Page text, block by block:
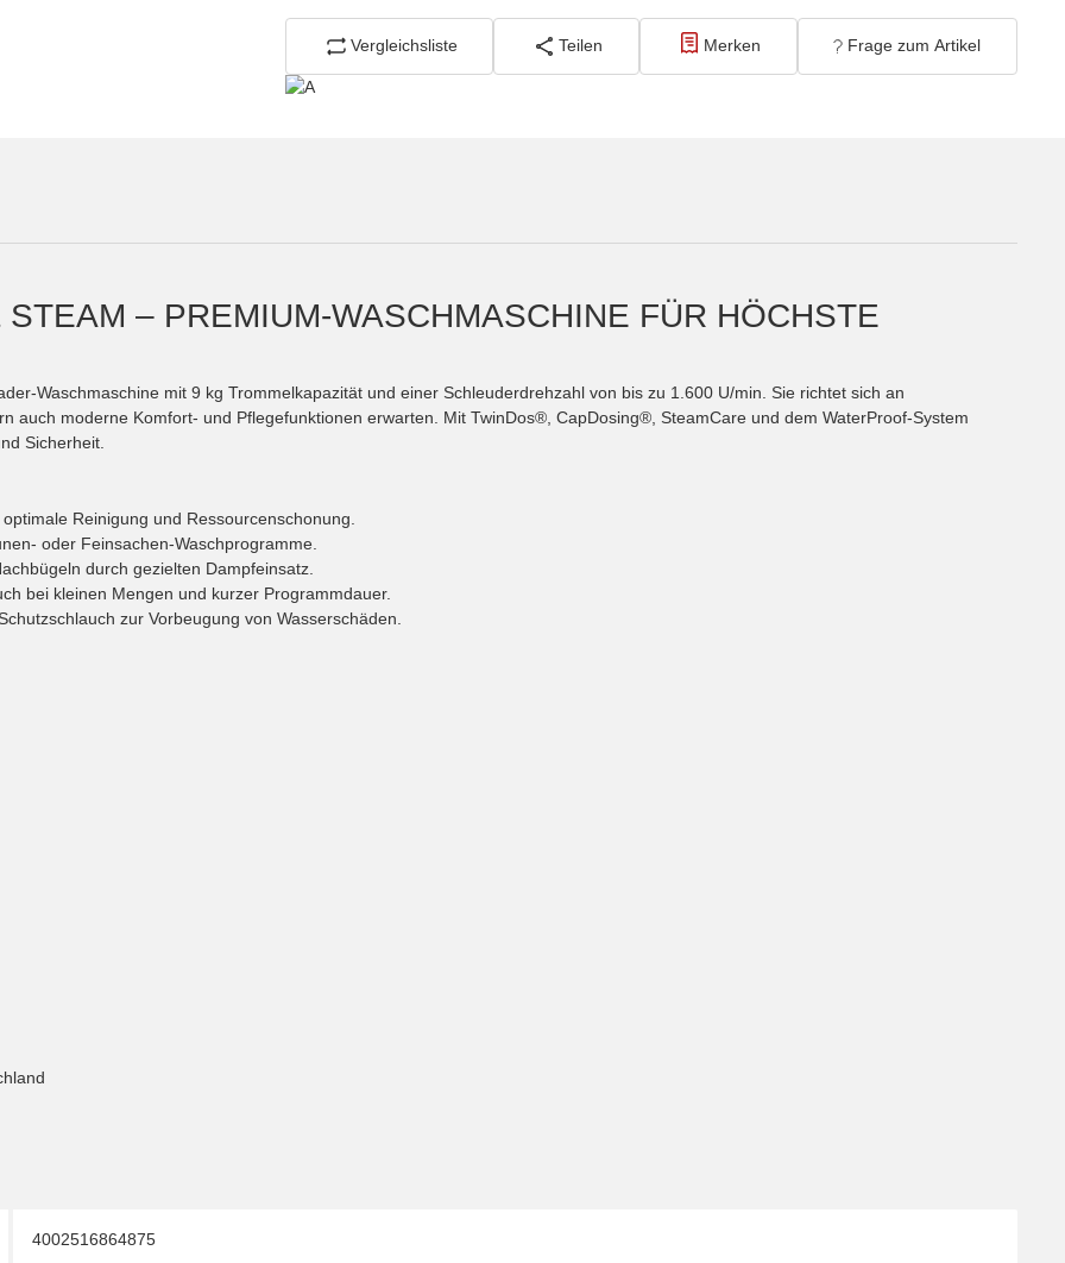
Vergleichsliste Teilen Merken Frage zum Artikel
4002516864875
– PREMIUM-WASCHMASCHINE FÜR HÖCHSTE
Waschmaschine mit 9 kg Trommelkapazität und einer Schleuderdrehzahl von bis zu 1.600 U/min. Sie richtet sich an
auch moderne Komfort- und Pflegefunktionen erwarten. Mit TwinDos®, CapDosing®, SteamCare und dem WaterProof-System
Sicherheit.
Reinigung und Ressourcenschonung.
oder Feinsachen-Waschprogramme.
durch gezielten Dampfeinsatz.
bei kleinen Mengen und kurzer Programmdauer.
zur Vorbeugung von Wasserschäden.